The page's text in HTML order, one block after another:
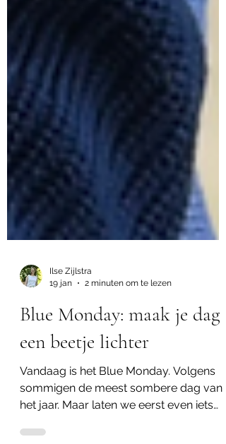
19 jan
2 minuten om te lezen
Blue Monday: maak je dag
een beetje lichter
Vandaag is het Blue Monday. Volgens
het jaar. Maar laten we eerst even iets